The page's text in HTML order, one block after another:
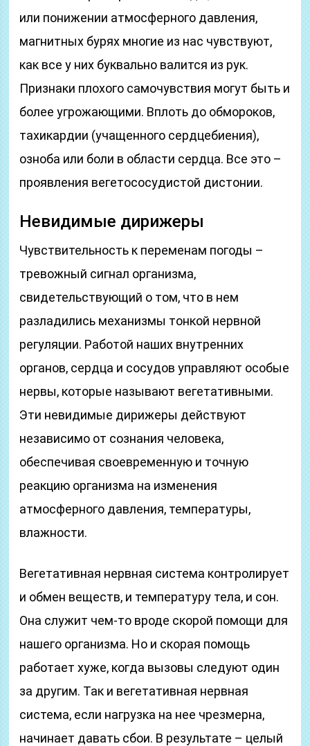
или понижении атмосферного давления,
магнитных бурях многие из нас чувствуют,
как все у них буквально валится из рук.
Признаки плохого самочувствия могут быть и
более угрожающими. Вплоть до обмороков,
тахикардии (учащенного сердцебиения),
озноба или боли в области сердца. Все это –
проявления вегетососудистой дистонии.
Невидимые дирижеры
Чувствительность к переменам погоды –
тревожный сигнал организма,
свидетельствующий о том, что в нем
разладились механизмы тонкой нервной
регуляции. Работой наших внутренних
органов, сердца и сосудов управляют особые
нервы, которые называют вегетативными.
Эти невидимые дирижеры действуют
независимо от сознания человека,
обеспечивая своевременную и точную
реакцию организма на изменения
атмосферного давления, температуры,
влажности.
Вегетативная нервная система контролирует
и обмен веществ, и температуру тела, и сон.
Она служит чем-то вроде скорой помощи для
нашего организма. Но и скорая помощь
работает хуже, когда вызовы следуют один
за другим. Так и вегетативная нервная
система, если нагрузка на нее чрезмерна,
начинает давать сбои. В результате – целый